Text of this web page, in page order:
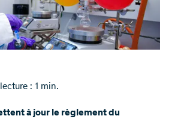
: 1 min.
à jour le règlement du